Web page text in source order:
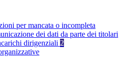
per mancata o incompleta
dei dati da parte dei titolari
dirigenziali 2